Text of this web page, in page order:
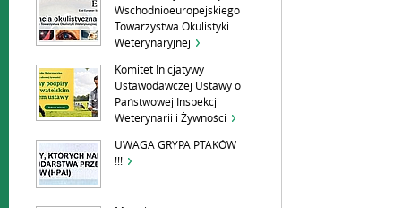
Wschodnioeuropejskiego
Towarzystwa Okulistyki
Weterynaryjnej
Komitet Inicjatywy
Ustawodawczej Ustawy o
Państwowej Inspekcji
Weterynarii i Żywności
UWAGA GRYPA PTAKÓW
!!!